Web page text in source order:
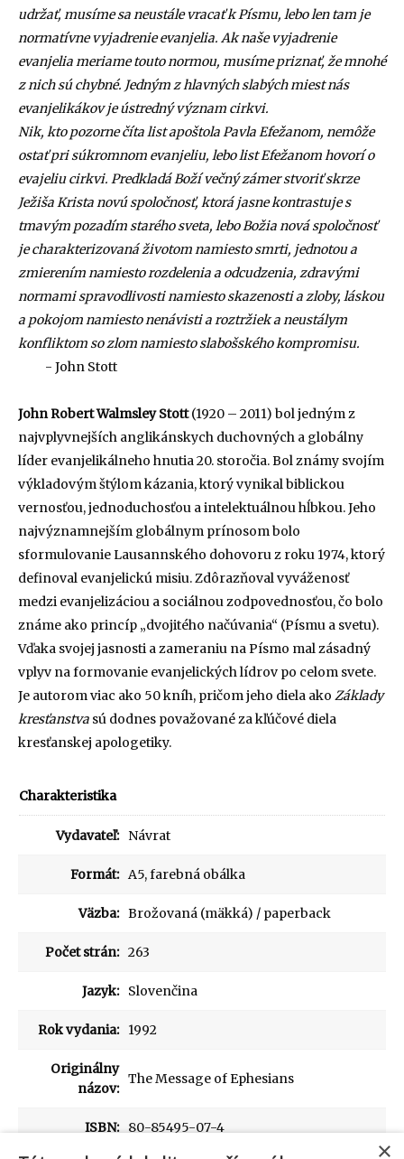
udržať, musíme sa neustále vracať k Písmu, lebo len tam je
normatívne vyjadrenie evanjelia. Ak naše vyjadrenie
evanjelia meriame touto normou, musíme priznať, že mnohé
z nich sú chybné. Jedným z hlavných slabých miest nás
evanjelikákov je ústredný význam cirkvi.
Nik, kto pozorne číta list apoštola Pavla Efežanom, nemôže
ostať pri súkromnom evanjeliu, lebo list Efežanom hovorí o
evajeliu cirkvi. Predkladá Boží večný zámer stvoriť skrze
Ježiša Krista novú spoločnosť, ktorá jasne kontrastuje s
tmavým pozadím starého sveta, lebo Božia nová spoločnosť
je charakterizovaná životom namiesto smrti, jednotou a
zmierením namiesto rozdelenia a odcudzenia, zdravými
normami spravodlivosti namiesto skazenosti a zloby, láskou
a pokojom namiesto nenávisti a roztržiek a neustálym
konfliktom so zlom namiesto slabošského kompromisu.
- John Stott
John Robert Walmsley Stott(1920 – 2011) bol jedným z
najvplyvnejších anglikánskych duchovných a globálny
líder evanjelikálneho hnutia 20. storočia. Bol známy svojím
výkladovým štýlom kázania, ktorý vynikal biblickou
vernosťou, jednoduchosťou a intelektuálnou hĺbkou. Jeho
najvýznamnejším globálnym prínosom bolo
sformulovanie Lausannského dohovoru z roku 1974, ktorý
definoval evanjelickú misiu. Zdôrazňoval vyváženosť
medzi evanjelizáciou a sociálnou zodpovednosťou, čo bolo
známe ako princíp „dvojitého načúvania“ (Písmu a svetu).
Vďaka svojej jasnosti a zameraniu na Písmo mal zásadný
vplyv na formovanie evanjelických lídrov po celom svete.
Je autorom viac ako 50 kníh, pričom jeho diela ako Základy
kresťanstva sú dodnes považované za kľúčové diela
kresťanskej apologetiky.
Charakteristika
Vydavateľ: Návrat
Formát: A5, farebná obálka
Väzba: Brožovaná (mäkká) / paperback
Počet strán: 263
Jazyk: Slovenčina
Rok vydania: 1992
Originálny
názov:
The Message of Ephesians
ISBN: 80-85495-07-4
×